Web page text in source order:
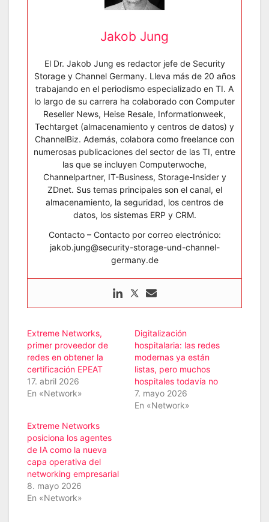
Jakob Jung
El Dr. Jakob Jung es redactor jefe de Security
Storage y Channel Germany. Lleva más de 20 años
trabajando en el periodismo especializado en TI. A
lo largo de su carrera ha colaborado con Computer
Reseller News, Heise Resale, Informationweek,
Techtarget (almacenamiento y centros de datos) y
ChannelBiz. Además, colabora como freelance con
numerosas publicaciones del sector de las TI, entre
las que se incluyen Computerwoche,
Channelpartner, IT-Business, Storage-Insider y
ZDnet. Sus temas principales son el canal, el
almacenamiento, la seguridad, los centros de
datos, los sistemas ERP y CRM.
Contacto – Contacto por correo electrónico:
jakob.jung@security-storage-und-channel-
germany.de
Extreme Networks,
primer proveedor de
redes en obtener la
certificación EPEAT
17. abril 2026
En «Network»
Digitalización
hospitalaria: las redes
modernas ya están
listas, pero muchos
hospitales todavía no
7. mayo 2026
En «Network»
Extreme Networks
posiciona los agentes
de IA como la nueva
capa operativa del
networking empresarial
8. mayo 2026
En «Network»